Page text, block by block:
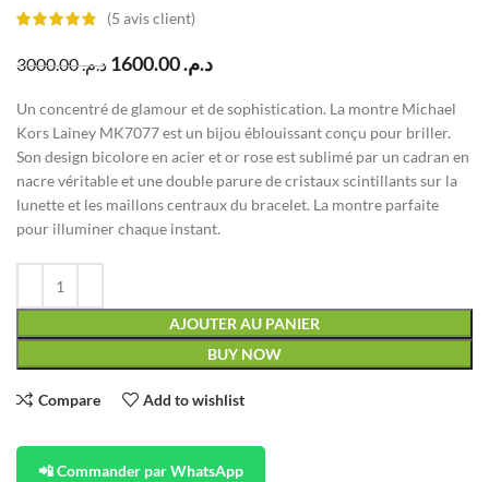
(5 avis client)
د.م.3000.00 د.م.
Un concentré de glamour et de sophistication. La montre Michael
Kors Lainey MK7077 est un bijou éblouissant conçu pour briller.
Son design bicolore en acier et or rose est sublimé par un cadran en
nacre véritable et une double parure de cristaux scintillants sur la
lunette et les maillons centraux du bracelet. La montre parfaite
pour illuminer chaque instant.
AJOUTER AU PANIER
BUY NOW
Compare Add to wishlist
📲 Commander par WhatsApp